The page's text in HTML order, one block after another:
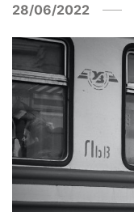
28/06/2022